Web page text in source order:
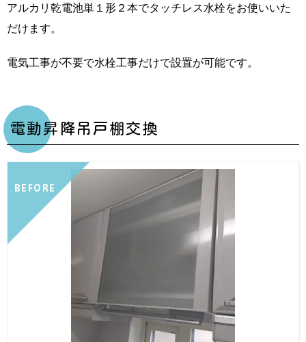
アルカリ乾電池単１形２本でタッチレス水栓をお使いいた
だけます。
電気工事が不要で水栓工事だけで設置が可能です。
電動昇降吊戸棚交換
BEFORE